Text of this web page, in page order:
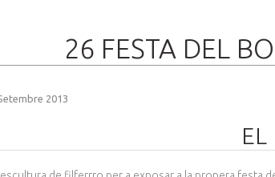
26 FESTA DEL
2013
EL